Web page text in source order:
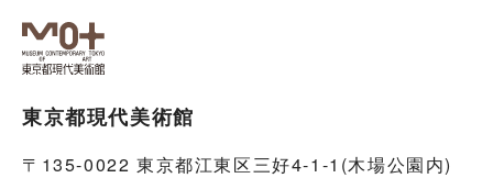
東京都現代美術館
〒135-0022 東京都江東区三好4-1-1(木場公園内)